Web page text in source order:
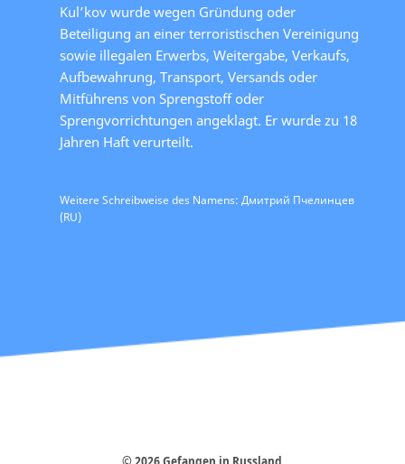
Kul’kov wurde wegen Gründung oder
Beteiligung an einer terroristischen Vereinigung
sowie illegalen Erwerbs, Weitergabe, Verkaufs,
Aufbewahrung, Transport, Versands oder
Mitführens von Sprengstoff oder
Sprengvorrichtungen angeklagt. Er wurde zu 18
Jahren Haft verurteilt.
Weitere Schreibweise des Namens: Дмитрий Пчелинцев
(RU)